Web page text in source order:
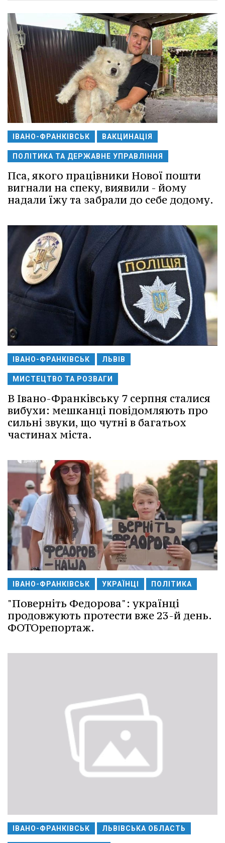
ІВАНО-ФРАНКІВСЬК ВАКЦИНАЦІЯ
ПОЛІТИКА ТА ДЕРЖАВНЕ УПРАВЛІННЯ
Пса, якого працівники Нової пошти
вигнали на спеку, виявили - йому
надали їжу та забрали до себе додому.
ІВАНО-ФРАНКІВСЬК ЛЬВІВ
МИСТЕЦТВО ТА РОЗВАГИ
В Івано-Франківську 7 серпня сталися
вибухи: мешканці повідомляють про
сильні звуки, що чутні в багатьох
частинах міста.
ІВАНО-ФРАНКІВСЬК УКРАЇНЦІ ПОЛІТИКА
"Поверніть Федорова": українці
продовжують протести вже 23-й день.
ФОТОрепортаж.
ІВАНО-ФРАНКІВСЬК ЛЬВІВСЬКА ОБЛАСТЬ